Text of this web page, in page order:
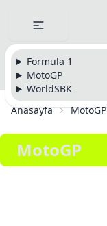
Formula 1
MotoGP
WorldSBK
Anasayfa
MotoGP
MotoGP